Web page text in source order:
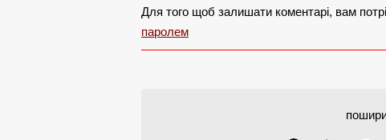
Для того щоб залишати коментарі, вам
паролем